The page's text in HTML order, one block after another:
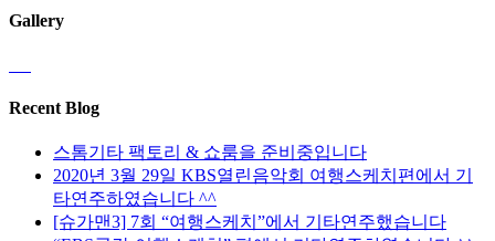
니
다
선
택
할
수
지
에
서
옵
Gallery
Recent Blog
스톰기타 팩토리 & 쇼룸을 준비중입니다
2020년 3월 29일 KBS열린음악회 여행스케치편에서 기
타연주하였습니다 ^^
[슈가맨3] 7회 “여행스케치”에서 기타연주했습니다